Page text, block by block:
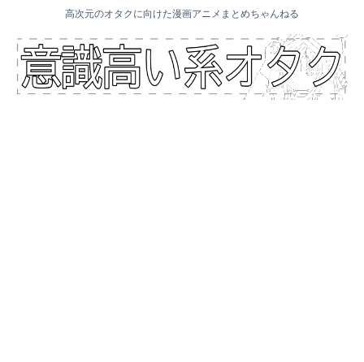
高次元のオタクに向けた漫画アニメまとめちゃんねる